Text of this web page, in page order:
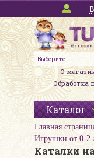
Выберите
О
Обработка
Каталог
Главная
Игрушки от 0-2
Каталки